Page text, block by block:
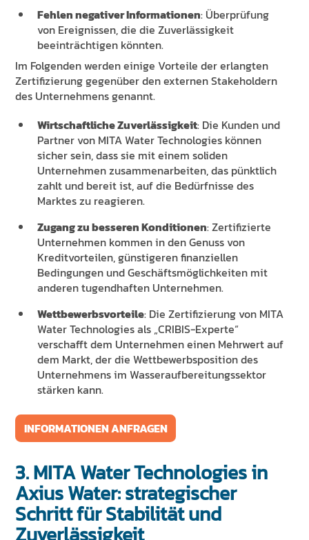
Fehlen negativer Informationen: Überprüfung
von Ereignissen, die die Zuverlässigkeit
beeinträchtigen könnten.
Im Folgenden werden einige Vorteile der erlangten
Zertifizierung gegenüber den externen Stakeholdern
des Unternehmens genannt.
Wirtschaftliche Zuverlässigkeit: Die Kunden und
Partner von MITA Water Technologies können
sicher sein, dass sie mit einem soliden
Unternehmen zusammenarbeiten, das pünktlich
zahlt und bereit ist, auf die Bedürfnisse des
Marktes zu reagieren.
Zugang zu besseren Konditionen: Zertifizierte
Unternehmen kommen in den Genuss von
Kreditvorteilen, günstigeren finanziellen
Bedingungen und Geschäftsmöglichkeiten mit
anderen tugendhaften Unternehmen.
Wettbewerbsvorteile: Die Zertifizierung von MITA
Water Technologies als „CRIBIS-Experte“
verschafft dem Unternehmen einen Mehrwert auf
dem Markt, der die Wettbewerbsposition des
Unternehmens im Wasseraufbereitungssektor
stärken kann.
INFORMATIONEN ANFRAGEN
3. MITA Water Technologies in
Axius Water: strategischer
Schritt für Stabilität und